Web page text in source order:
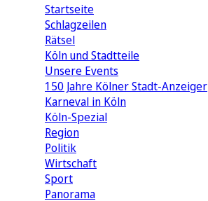
Startseite
Schlagzeilen
Rätsel
Köln und Stadtteile
Unsere Events
150 Jahre Kölner Stadt-Anzeiger
Karneval in Köln
Köln-Spezial
Region
Politik
Wirtschaft
Sport
Panorama